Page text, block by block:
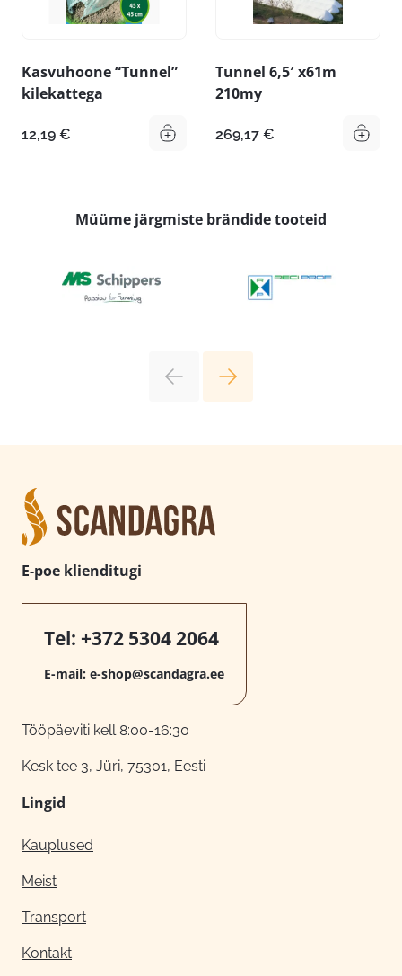
Kasvuhoone “Tunnel”
kilekattega
12,19 €
Tunnel 6,5′ x61m
210my
269,17 €
Müüme järgmiste brändide tooteid
E-poe klienditugi
Tel: +372 5304 2064
E-mail: e-shop@scandagra.ee
Tööpäeviti kell 8:00-16:30
Kesk tee 3, Jüri, 75301, Eesti
Lingid
Kauplused
Meist
Transport
Kontakt